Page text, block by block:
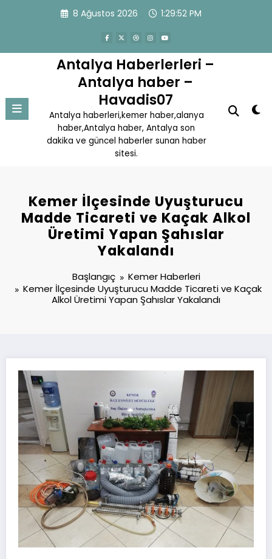
8 Ağustos 2026 1:29:53 PM
Antalya Haberlerleri –
Antalya haber –
Havadis07
Antalya haberleri,kemer haber,alanya
haber,Antalya haber, Antalya son
dakika ve güncel haberler sunan haber
sitesi.
Kemer İlçesinde Uyuşturucu
Madde Ticareti ve Kaçak Alkol
Üretimi Yapan Şahıslar
Yakalandı
Başlangıç
Kemer Haberleri
Kemer İlçesinde Uyuşturucu Madde Ticareti ve Kaçak
Alkol Üretimi Yapan Şahıslar Yakalandı